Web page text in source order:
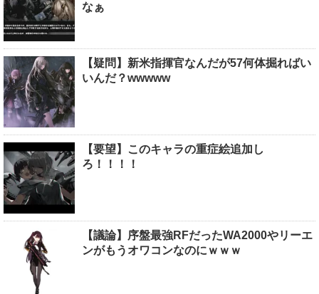
なぁ
【疑問】新米指揮官なんだが57何体掘ればい
いんだ？wwwww
【要望】このキャラの重症絵追加し
ろ！！！！
【議論】序盤最強RFだったWA2000やリーエ
ンがもうオワコンなのにｗｗｗ